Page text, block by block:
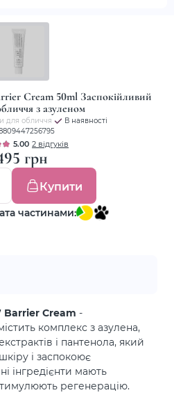
Cream 50ml Заспокійливий
з азуленом
для обличчя
В наявності
5.00 2 відгуків
грн
Купити
частинами:
Barrier Cream -
комплекс з азулена,
і пантенола, який
і заспокоює
інгредієнти мають
регенерацію.